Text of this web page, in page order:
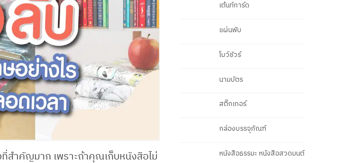
สำคัญมาก เพราะถ้าคุณเก็บหนังสือไม่
เต้นท์การ์ด
แผ่นพับ
โบว์ชัวร์
นามบัตร
สติ๊กเกอร์
กล่องบรรจุภัณฑ์
หนังสือธรรมะ หนังสือสวดมนต์